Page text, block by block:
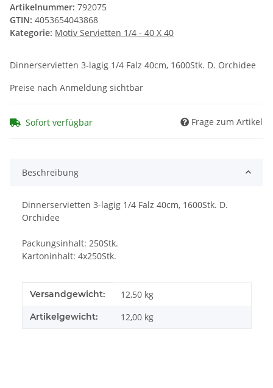
Artikelnummer: 792075
GTIN: 4053654043868
Kategorie: Motiv Servietten 1/4 - 40 X 40
Dinnerservietten 3-lagig 1/4 Falz 40cm, 1600Stk. D. Orchidee
Preise nach Anmeldung sichtbar
Sofort verfügbar Frage zum Artikel
Beschreibung
Dinnerservietten 3-lagig 1/4 Falz 40cm, 1600Stk. D.
Orchidee
Packungsinhalt: 250Stk.
Kartoninhalt: 4x250Stk.
Produkteigenschaft
Wert
Versandgewicht: 12,50 kg
Artikelgewicht: 12,00 kg